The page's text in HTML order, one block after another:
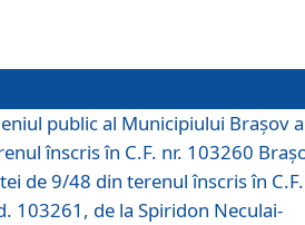
public al Municipiului Braşov a
înscris în C.F. nr. 103260
de 9/48 din terenul înscris în
103261, de la Spiridon Neculai-